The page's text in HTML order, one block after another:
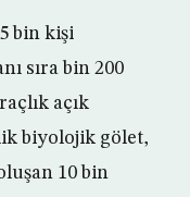
bin kişi
sıra bin 200
açık
biyolojik gölet,
10 bin